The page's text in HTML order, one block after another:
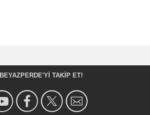
BEYAZPERDE'YI TAKIP ET!